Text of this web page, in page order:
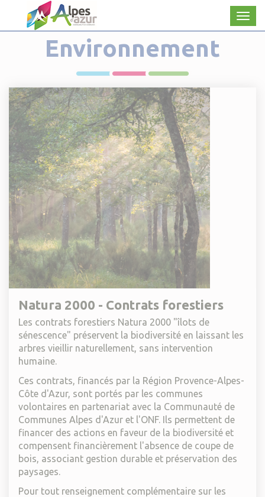
Environnement
Natura 2000 - Contrats forestiers
Les contrats forestiers Natura 2000 "îlots de
sénescence" préservent la biodiversité en laissant les
arbres vieillir naturellement, sans intervention
humaine.
Ces contrats, financés par la Région Provence-Alpes-
Côte d'Azur, sont portés par les communes
volontaires en partenariat avec la Communauté de
Communes Alpes d'Azur et l'ONF. Ils permettent de
financer des actions en faveur de la biodiversité et
compensent financièrement l'absence de coupe de
bois, associant gestion durable et préservation des
paysages.
Pour tout renseignement complémentaire sur les
Panneau de gestion des cookies